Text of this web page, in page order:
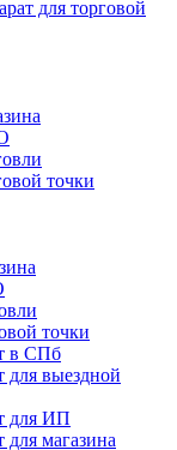
для торговой
точки
точки
в СПб
выездной
для ИП
магазина